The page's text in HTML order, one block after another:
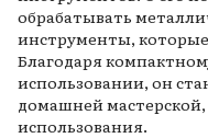
обрабатывать
инструменты,
Благодаря
использовании, он
домашней
использования.